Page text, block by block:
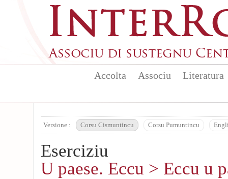
Accolta Associu Literatura
Versione : Corsu Cismuntincu Corsu Pumuntincu
Eserciziu
U paese. Eccu > Eccu u